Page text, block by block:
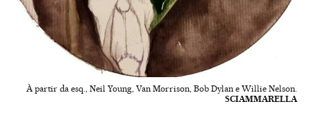
À partir da esq., Neil Young, Van Morrison, Bob Dylan e Willie Nelson.
SCIAMMARELLA